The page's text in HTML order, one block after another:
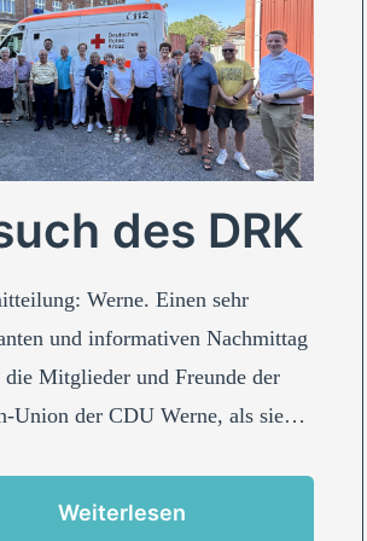
des DRK
Werne. Einen sehr
und informativen Nachmittag
die Mitglieder und Freunde der
Union der CDU Werne, als sie…
Weiterlesen